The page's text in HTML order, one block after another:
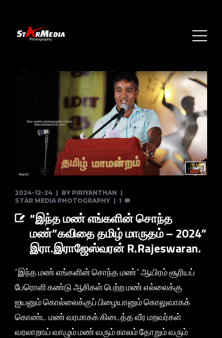
2024-12-24 BY PIRIYANTHAN
STAR MEDIA PHOTOGRAPHY
1
“இந்த மண் எங்களின் சொந்த
மண்”கவிதை தமிழ் மாருதம் – 2024”
இரா.இராஜேஸ்வரன் R.Rajeswaran.
“இந்த மண் எங்களின் சொந்த மண்” ஆயிரம் சூரியப்
பேரொளி கண்டு ஆசிகள் பெற்ற மண் எல்லைக்கு
ஐயனும் கொல்லைக்குப் பிழையானும் கொலுவாகக்
கொண்ட மண் வரமாகக் கிடைத்த வீர மறவர்கள்
வரலாறாய் வாழும் மண் வரும் காலம் தோறும் வரும்